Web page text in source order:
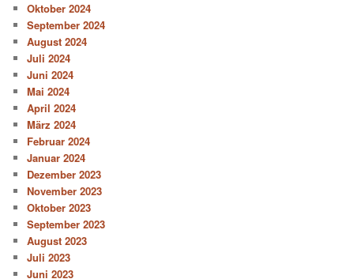
Oktober 2024
September 2024
August 2024
Juli 2024
Juni 2024
Mai 2024
April 2024
März 2024
Februar 2024
Januar 2024
Dezember 2023
November 2023
Oktober 2023
September 2023
August 2023
Juli 2023
Juni 2023